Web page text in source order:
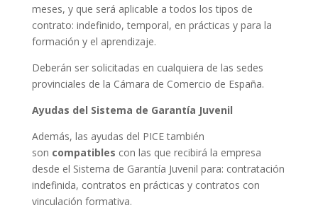
meses, y que será aplicable a todos los tipos de
contrato: indefinido, temporal, en prácticas y para la
formación y el aprendizaje.
Deberán ser solicitadas en cualquiera de las sedes
provinciales de la Cámara de Comercio de España.
Ayudas del Sistema de Garantía Juvenil
Además, las ayudas del PICE también
son compatibles con las que recibirá la empresa
desde el Sistema de Garantía Juvenil para: contratación
indefinida, contratos en prácticas y contratos con
vinculación formativa.